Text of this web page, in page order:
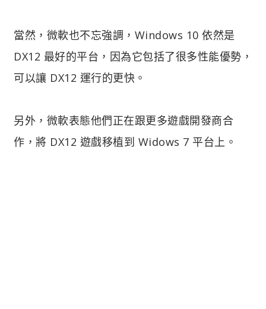
當然，微軟也不忘強調，Windows 10 依然是
DX12 最好的平台，因為它包括了很多性能優勢，
可以讓 DX12 運行的更快。
另外，微軟表態他們正在跟更多遊戲開發商合
作，將 DX12 遊戲移植到 Widows 7 平台上。